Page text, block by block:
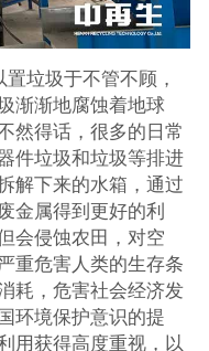
垃圾于不管不顾，
渐渐地腐蚀着地球
然得话，很多的日常
件垃圾和垃圾等排进
解下来的水箱，通过
金属得到更好的利
会侵蚀农田，对空
重危害人类的生存条
耗，危害社会经济发
环境保护意识的提
用获得高度重视，以